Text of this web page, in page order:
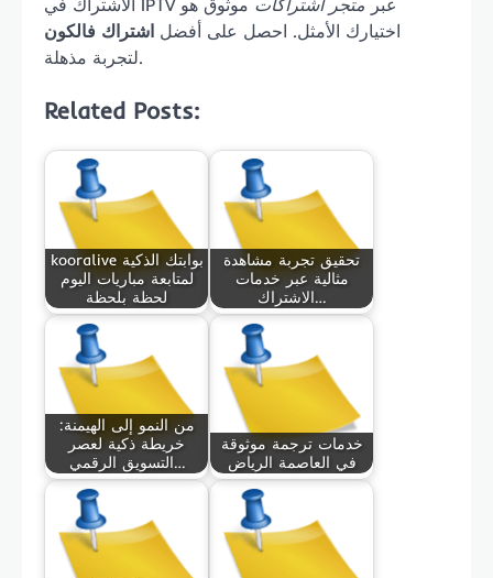
اختيارك الأمثل. احصل على أفضل اشتراك فالكون
لتجربة مذهلة.
Related Posts:
kooralive بوابتك الذكية
لمتابعة مباريات اليوم
لحظة بلحظة
تحقيق تجربة مشاهدة
مثالية عبر خدمات
الاشتراك…
من النمو إلى الهيمنة:
خريطة ذكية لعصر
التسويق الرقمي…
خدمات ترجمة موثوقة
في العاصمة الرياض